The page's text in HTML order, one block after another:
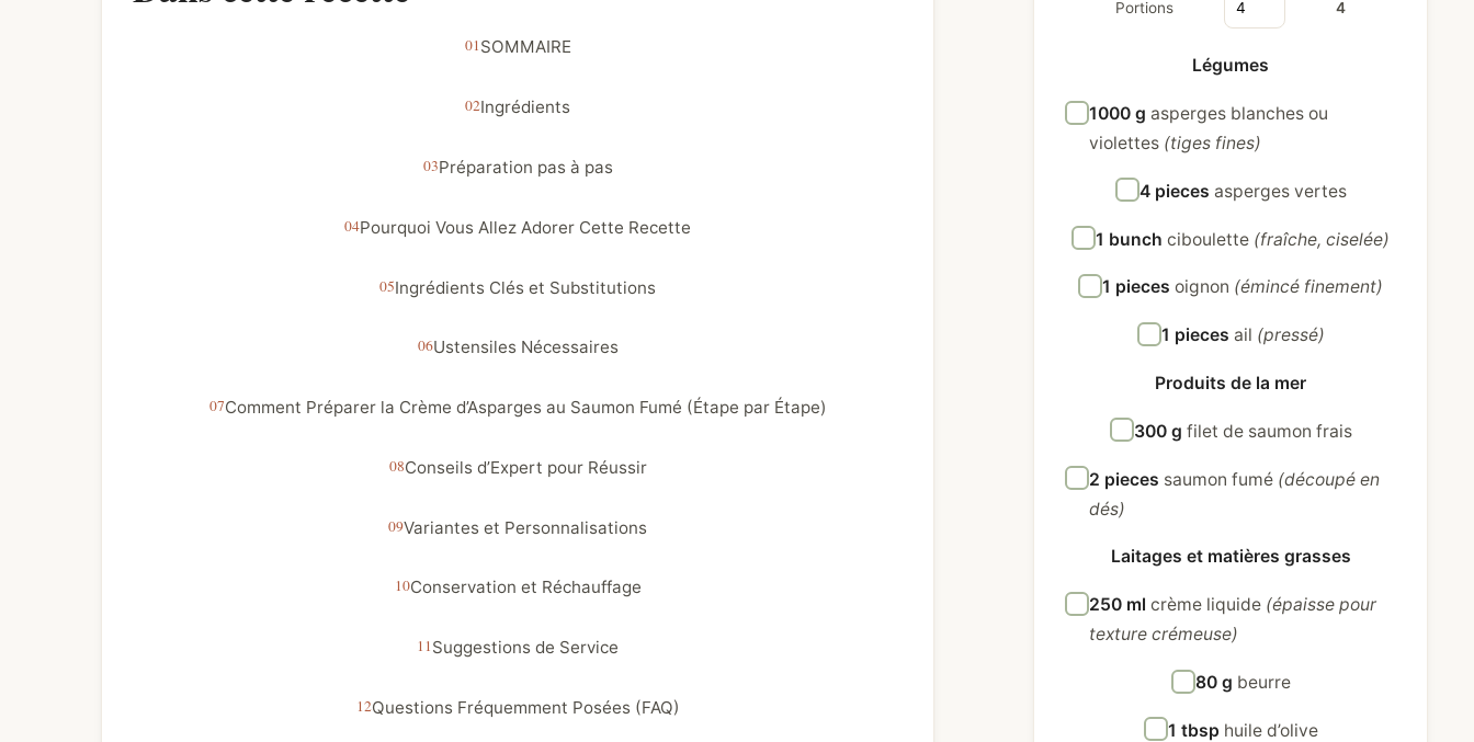
SOMMAIRE
Ingrédients
Préparation pas à pas
Pourquoi Vous Allez Adorer Cette Recette
Ingrédients Clés et Substitutions
Ustensiles Nécessaires
Comment Préparer la Crème d’Asparges au Saumon Fumé (Étape par Étape)
Conseils d’Expert pour Réussir
Variantes et Personnalisations
Conservation et Réchauffage
Suggestions de Service
Questions Fréquemment Posées (FAQ)
Portions 4
Légumes
1000 g asperges blanches ou
violettes (tiges fines)
4 pieces asperges vertes
1 bunchciboulette (fraîche, ciselée)
1 piecesoignon (émincé finement)
1 pieces ail (pressé)
Produits de la mer
300 g filet de saumon frais
2 pieces saumon fumé (découpé en
dés)
Laitages et matières grasses
250 ml crème liquide (épaisse pour
texture crémeuse)
80 g beurre
1 tbsp huile d’olive